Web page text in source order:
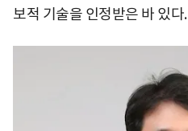
보적 기술을 인정받은 바 있다.